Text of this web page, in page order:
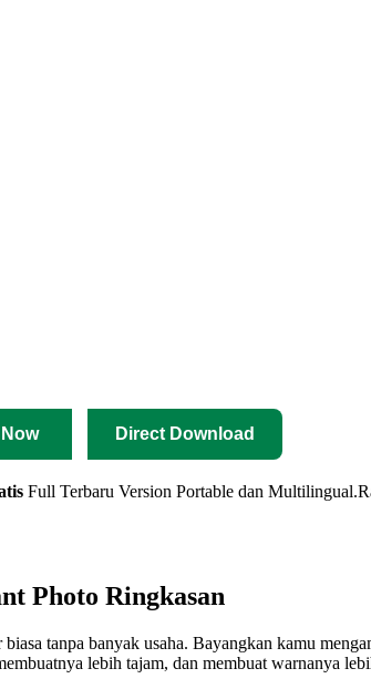
Direct Download
Full Terbaru Version Portable dan
Photo Ringkasan
tanpa banyak usaha. Bayangkan kamu
lebih tajam, dan membuat warnanya